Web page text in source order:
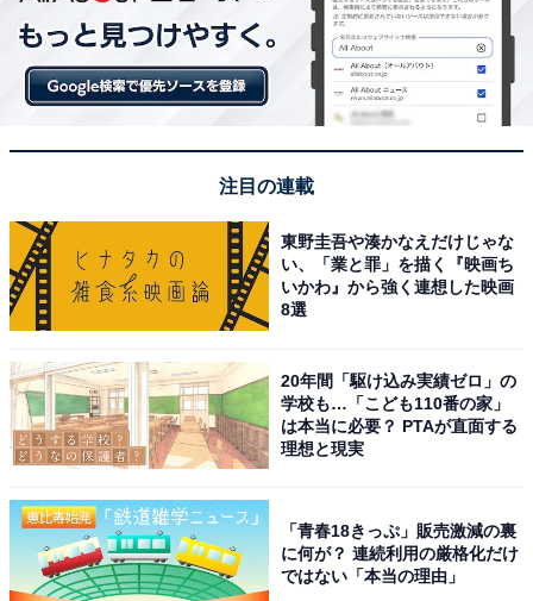
まるごと！レモンのジンジャーエールwith南国パインソース<タイ産パイン
果肉1.0％使用>
生のレモンを丸ごと1個使用した「まるごと!レモンのジ
ンジャーエール」は、2020年から期間限定で販売し、毎
年好評を博しているシリーズ。今回はパインソースをジ
ンジャーエールで割り、くし切りの生のレモンをまるご
と1個分入れた炭酸ドリンクに仕上げました。
■南国パイン ジンジャーエール<タイ産パイン果肉1.0％
使用>（Sサイズ240円、Mサイズ310円、Lサイズ 380
注目の連載
東野圭吾や湊かなえだけじゃな
い、「業と罪」を描く『映画ち
いかわ』から強く連想した映画
8選
20年間「駆け込み実績ゼロ」の
学校も…「こども110番の家」
は本当に必要？ PTAが直面する
理想と現実
「青春18きっぷ」販売激減の裏
に何が？ 連続利用の厳格化だけ
ではない「本当の理由」